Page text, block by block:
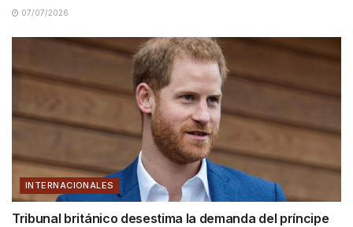
07/07/2026
INTERNACIONALES
Tribunal británico desestima la demanda del príncipe